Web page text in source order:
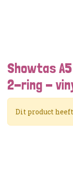
Showtas
2-ring -
Dit product